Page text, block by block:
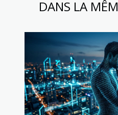
DANS LA